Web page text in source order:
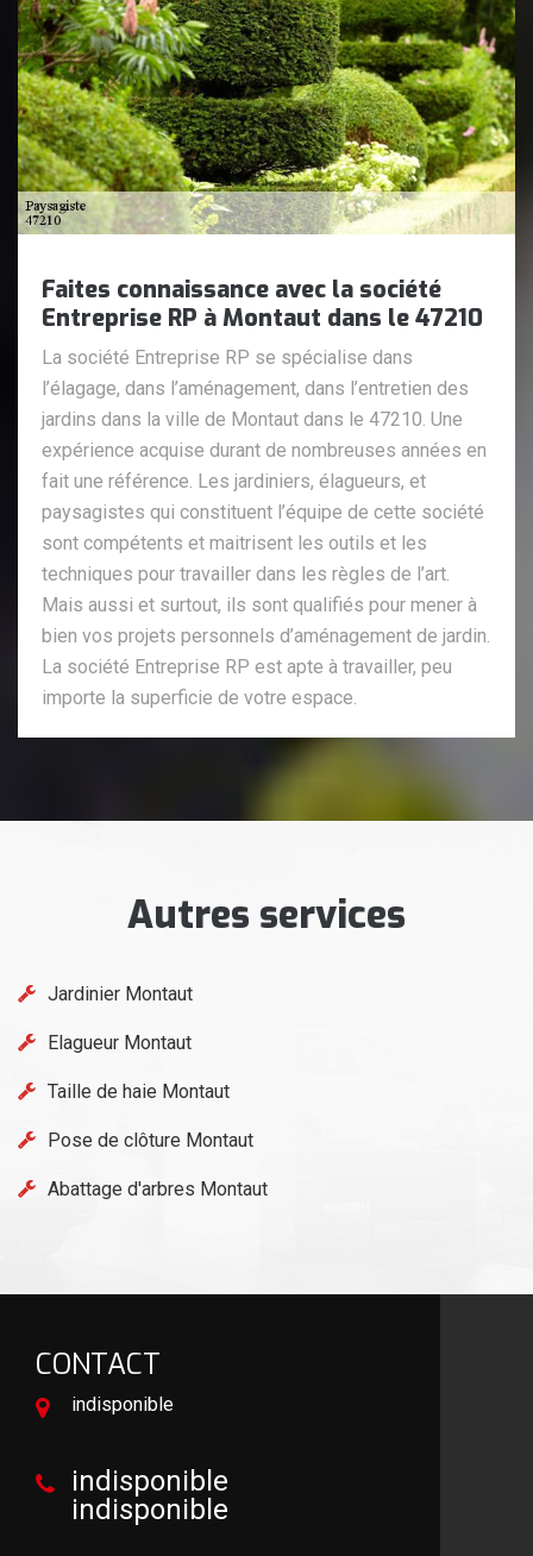
Faites connaissance avec la société
Entreprise RP à Montaut dans le 47210
La société Entreprise RP se spécialise dans
l’élagage, dans l’aménagement, dans l’entretien des
jardins dans la ville de Montaut dans le 47210. Une
expérience acquise durant de nombreuses années en
fait une référence. Les jardiniers, élagueurs, et
paysagistes qui constituent l’équipe de cette société
sont compétents et maitrisent les outils et les
techniques pour travailler dans les règles de l’art.
Mais aussi et surtout, ils sont qualifiés pour mener à
bien vos projets personnels d’aménagement de jardin.
La société Entreprise RP est apte à travailler, peu
importe la superficie de votre espace.
Autres services
Jardinier Montaut
Elagueur Montaut
Taille de haie Montaut
Pose de clôture Montaut
Abattage d'arbres Montaut
CONTACT
indisponible
indisponible
indisponible